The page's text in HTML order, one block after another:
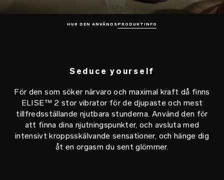
HUR DEN ANVÄNDSPRODUKTINFO
Seduce yourself
För den som söker närvaro och maximal kraft då finns
ELISE™ 2 stor vibrator för de djupaste och mest
tillfredsställande njutbara stunderna. Använd den för
att finna dina njutningspunkter, och avsluta med
intensivt kroppsskälvande sensationer, och hänge dig
åt en orgasm du sent glömmer.